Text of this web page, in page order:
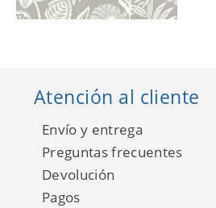
Atención al cliente
Envío y entrega
Preguntas frecuentes
Devolución
Pagos